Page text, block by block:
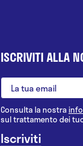
ISCRIVITI ALLA
Consulta la nostra
sul trattamento dei